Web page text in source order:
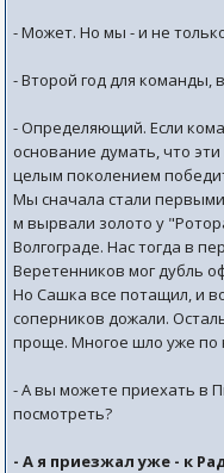
- Может. Но мы - и не
- Второй год для команды,
- Определяющий. Если
основание думать, что эти
целым поколением
Мы сначала стали
м вырвали золото у
Волгограде. Нас тогда в
Веретенников мог дубль
Но Сашка все потащил, и
соперников дожали.
проще. Многое шло уже по
- А вы можете приехать в
посмотреть?
- А я приезжал уже - к